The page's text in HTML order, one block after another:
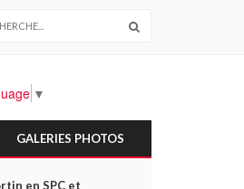
▼
GALERIES PHOTOS
en SPC et